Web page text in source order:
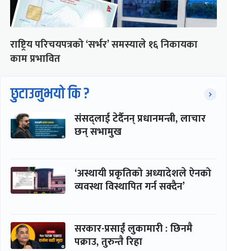
राष्ट्रिय परिचयपत्रको ‘सर्भर’ समस्याले १६ निकायका
काम प्रभावित
छुटाउनुभयो कि ?
संसद्लाई टेर्दैनन् प्रधानमन्त्री, लाचार
छन् सभामुख
‘अस्थायी प्रकृतिको अध्यादेशले ऐनको
व्यवस्था विस्थापित गर्न सक्दैन’
सरकार-प्रसाईं लुकामारी : छिनमै
पक्राउ, तुरुन्तै रिहा